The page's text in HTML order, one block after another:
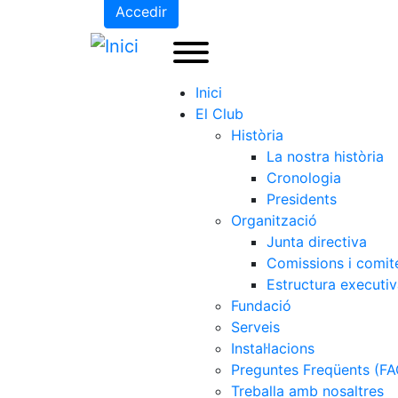
Accedir
Inici
El Club
Història
La nostra història
Cronologia
Presidents
Organització
Junta directiva
Comissions i
Estructura
Fundació
Serveis
Instal·lacions
Preguntes Freqüents
Treballa amb nosaltres